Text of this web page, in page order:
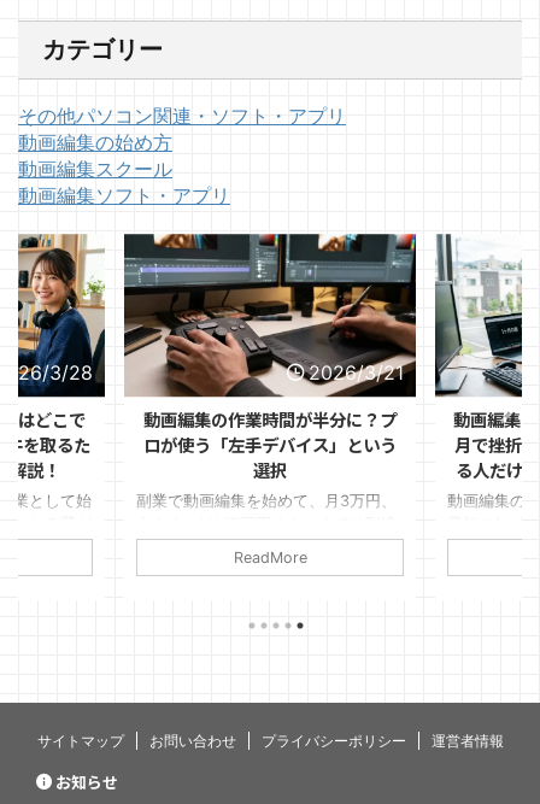
カテゴリー
その他パソコン関連・ソフト・アプリ
動画編集の始め方
動画編集スクール
動画編集ソフト・アプリ
3/28
はどこで
を取るた
解説！
業として始
つけるか」
2026/3/21
動画編集の作業時間が半分に？プ
ロが使う「左手デバイス」という
選択
副業で動画編集を始めて、月3万円、
できた。 けれど、そこから先がなか
なか伸びない。
ReadMore
動画編集
月で挫折
る人だけ
動画編集の
ます。 「思
いないんじ
と、あの時
サイトマップ お問い合わせ プライバシーポリシー 運営者情報
お知らせ